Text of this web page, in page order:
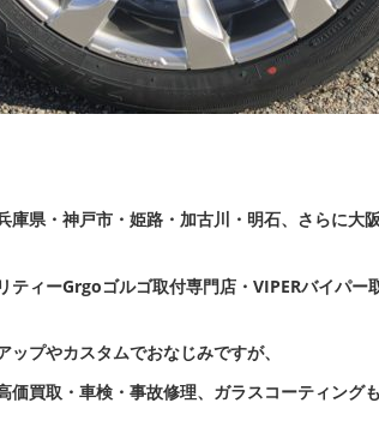
庫県・神戸市・姫路・加古川・明石、さらに大
ティーGrgoゴルゴ取付専門店・VIPERバイパー
プやカスタムでおなじみですが、
価買取・車検・事故修理、ガラスコーティング